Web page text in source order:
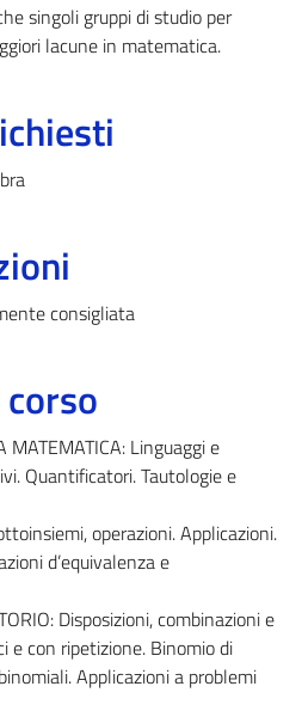
singoli gruppi di studio per
lacune in matematica.
consigliata
MATEMATICA: Linguaggi e
Quantificatori. Tautologie e
operazioni. Applicazioni.
d’equivalenza e
Disposizioni, combinazioni e
e con ripetizione. Binomio di
Applicazioni a problemi